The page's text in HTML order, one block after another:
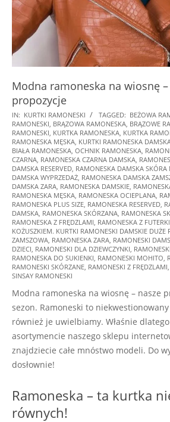
Modna ramoneska na wiosnę
propozycje
2025-
01-
16
IN: KURTKI RAMONESKI TAGGED: BEŻOWA
RAMONESKI BRĄZOWA RAMONESKA BRĄZOWE
RAMONESKI KURTKA RAMONESKA KURTKA
RAMONESKA MĘSKA KURTKI RAMONESKA
BIAŁA RAMONESKA OCHNIK RAMONESKA
CZARNA RAMONESKA CZARNA DAMSKA
DAMSKA RESERVED RAMONESKA DAMSKA SKÓRA
DAMSKA WYPRZEDAŻ RAMONESKA DAMSKA
DAMSKA ZARA RAMONESKA DAMSKIE
RAMONESKA MĘSKA RAMONESKA OCIEPLANA
RAMONESKA PLUS SIZE RAMONESKA RESERVED
DAMSKA RAMONESKA SKÓRZANA RAMONESKA
RAMONESKA Z FRĘDZLAMI RAMONESKA Z
KOŻUSZKIEM. KURTKI RAMONESKI DAMSKIE DUŻE
ZAMSZOWA RAMONESKA ZARA RAMONESKI
DZIECI RAMONESKI DLA DZIEWCZYNKI
RAMONESKA DO SUKIENKI RAMONESKI MOHITO
RAMONESKI SKÓRZANE RAMONESKI Z FRĘDZLAMI
SINSAY RAMONESKI
Modna ramoneska na wiosnę – nasze
sezon. Ramoneski to
również je uwielbiamy. Właśnie
asortymencie naszego sklepu
znajdziecie całe mnóstwo modeli. Do
dosłownie!
Ramoneska – ta kurtka
równych!